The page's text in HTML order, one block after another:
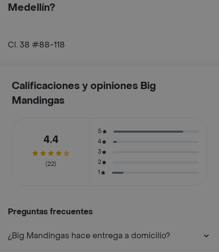
Medellín?
Cl. 38 #88-118
Calificaciones y opiniones Big
Mandingas
4.4
(22)
5
4
3
2
1
Preguntas frecuentes
¿Big Mandingas hace entrega a domicilio?